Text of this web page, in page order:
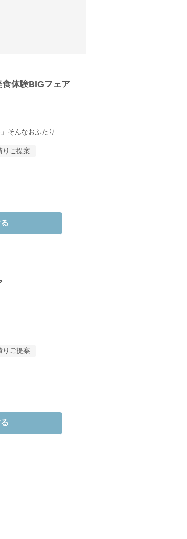
体験BIGフェア
そんなおふたり
用した特別メニ
円】の特別優待を
りご提案
りご提案